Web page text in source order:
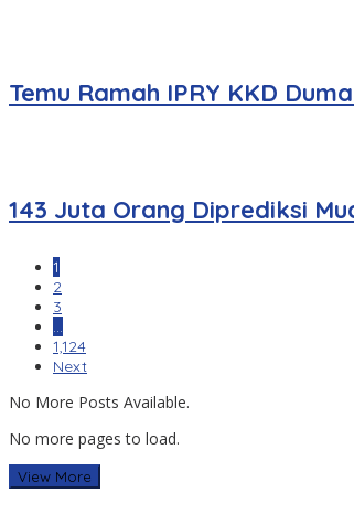
Temu Ramah IPRY KKD
143 Juta Orang Diprediksi
1
2
3
…
1,124
Next
No More Posts Available.
No more pages to load.
View More